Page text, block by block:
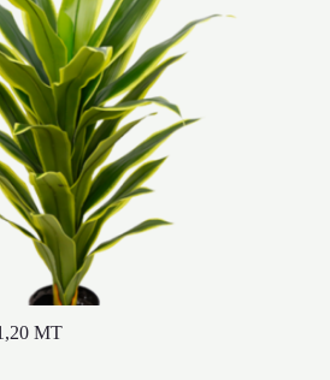
MT